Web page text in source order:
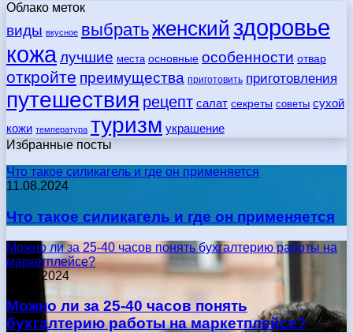
Облако меток
виды вкусное выбратьженский здоровье
кожалучшие места основные особенности отвар
откройте преимущества приготовить приготовления
путешествия рецепт салат секреты советы сухой
кожи температура туризм украшение
Избранные посты
Что такое силикагель и где он применяется
11.08.2024
Что такое силикагель и где он применяется
Можно ли за 25-40 часов понять бухгалтерию работы на
маркетплейсе?
17.05.2024
Можно ли за 25-40 часов понять
бухгалтерию работы на маркетплейсе?